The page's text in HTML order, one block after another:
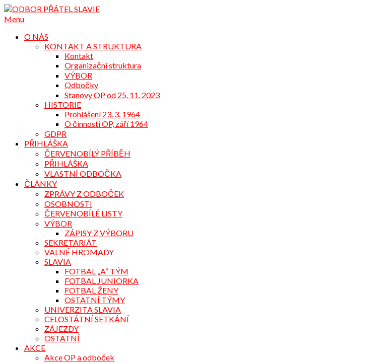
Přejdi
na
Menu
O NÁS
KONTAKT A STRUKTURA
Kontakt
Organizační struktura
VÝBOR
Odbočky
Stanovy OP od 25. 11. 2023
HISTORIE
Prohlášení 23. 3. 1964
O činnosti OP, září 1964
GDPR
PŘIHLÁŠKA
ČERVENOBÍLÝ PŘÍBĚH
PŘIHLÁŠKA
VLASTNÍ ODBOČKA
ČLÁNKY
ZPRÁVY Z ODBOČEK
OSOBNOSTI
ČERVENOBÍLÉ LISTY
VÝBOR
ZÁPISY Z VÝBORU
SEKRETARIÁT
VALNÉ HROMADY
SLAVIA
FOTBAL „A“ TÝM
FOTBAL JUNIORKA
FOTBAL ŽENY
OSTATNÍ TÝMY
UNIVERZITA SLAVIA
CELOSTÁTNÍ SETKÁNÍ
ZÁJEZDY
OSTATNÍ
AKCE
Akce OP a odboček